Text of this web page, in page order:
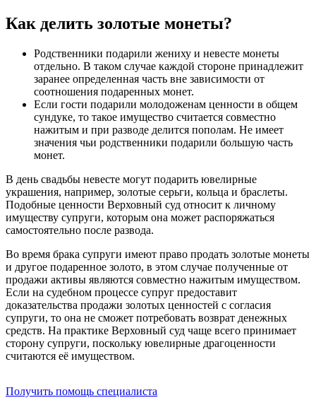
Как делить золотые монеты?
Родственники подарили жениху и невесте монеты
отдельно. В таком случае каждой стороне принадлежит
заранее определенная часть вне зависимости от
соотношения подаренных монет.
Если гости подарили молодоженам ценности в общем
сундуке, то такое имущество считается совместно
нажитым и при разводе делится пополам. Не имеет
значения чьи родственники подарили большую часть
монет.
В день свадьбы невесте могут подарить ювелирные
украшения, например, золотые серьги, кольца и браслеты.
Подобные ценности Верховный суд относит к личному
имуществу супруги, которым она может распоряжаться
самостоятельно после развода.
Во время брака супруги имеют право продать золотые монеты
и другое подаренное золото, в этом случае полученные от
продажи активы являются совместно нажитым имуществом.
Если на судебном процессе супруг предоставит
доказательства продажи золотых ценностей с согласия
супруги, то она не сможет потребовать возврат денежных
средств. На практике Верховный суд чаще всего принимает
сторону супруги, поскольку ювелирные драгоценности
считаются её имуществом.
Получить помощь специалиста